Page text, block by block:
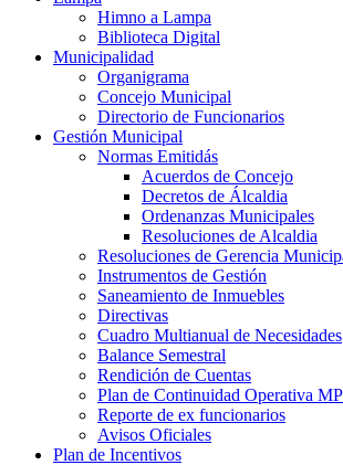
Himno a Lampa
Biblioteca Digital
Municipalidad
Organigrama
Concejo Municipal
Directorio de Funcionarios
Gestión Municipal
Normas Emitidás
Acuerdos de Concejo
Decretos de Álcaldia
Ordenanzas Municipales
Resoluciones de Alcaldia
Resoluciones de Gerencia
Instrumentos de Gestión
Saneamiento de Inmuebles
Directivas
Cuadro Multianual de Necesidades
Balance Semestral
Rendición de Cuentas
Plan de Continuidad Operativa
Reporte de ex funcionarios
Avisos Oficiales
Plan de Incentivos